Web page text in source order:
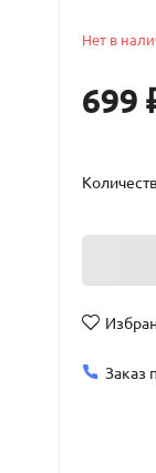
Нет в
699
Заказ